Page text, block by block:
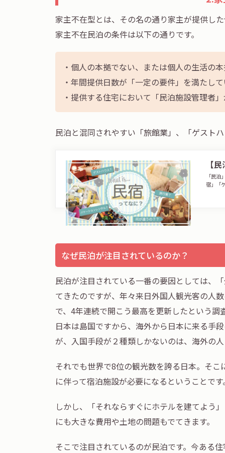
家主不在型とは、その名の通り家主が提供し
家主不在民泊の条件は以下の通りです。
・個人の本拠でない、または個人の生活の
・年間提供日数が「一定の要件」を満たし
・提供する住宅において「民泊施設管理者
民泊と混同されやすい「旅館業」、「ゲスト
【
「民
宿」「
なぜ民泊が注目されているのか？
民泊が注目されている一番の要因としては、
てきたのですが、年々来日外国人観光客の人
で、4年連続で開こう最高を更新したという調
日本は島国ですから、海外から日本に来る手
が、入国手段が２種類しかないのは、海外の
それでも世界で8位の観光数を誇る日本。そ
に伴って宿泊施設が必要になるということで
しかし、「それならすぐにホテルを建てよう
にも大きな費用や土地の問題もでてきます。
そこで注目されているのが民泊です。今ある